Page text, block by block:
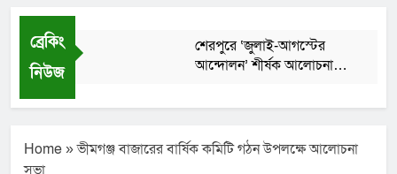
ব্রেকিং
নিউজ
শেরপুরে ‘জুলাই-আগস্টের
আন্দোলন’ শীর্ষক আলোচনা
বদলগাছীতে স্কুলছাত্রীকে ধর্ষণ
অগ্নিসংযোগ ও ভাংচুর
August 6, 2026
Home»ভীমগঞ্জ বাজারের বার্ষিক কমিটি গঠন উপলক্ষে আলোচনা